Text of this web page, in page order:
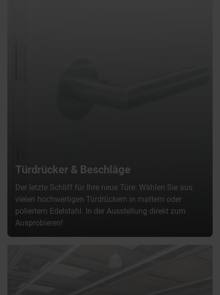
Türdrücker & Beschläge
Der letzte Schliff für Ihre neue Türe: Wählen Sie aus
vielen hochwertigen Türdrückern in mattem oder
poliertem Edelstahl. In der Ausstellung direkt zum
Ausprobieren!